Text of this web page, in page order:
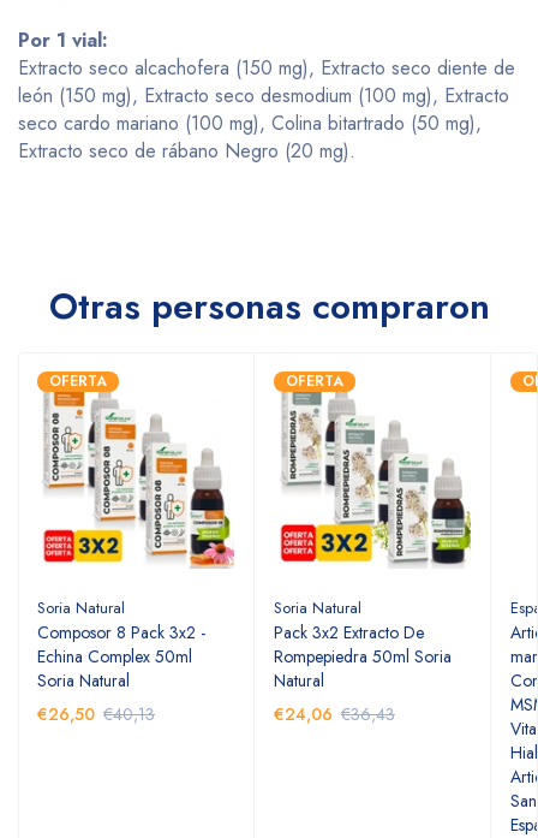
Por 1 vial:
Extracto seco alcachofera (150 mg), Extracto seco diente de
león (150 mg), Extracto seco desmodium (100 mg), Extracto
seco cardo mariano (100 mg), Colina bitartrado (50 mg),
Extracto seco de rábano Negro (20 mg).
Otras personas compraron
OFERTA
Soria Natural
Composor 8 Pack 3x2 -
Echina Complex 50ml
Soria Natural
€26,50 €40,13
OFERTA
Soria Natural
Pack 3x2 Extracto De
Rompepiedra 50ml Soria
Natural
€24,06 €36,43